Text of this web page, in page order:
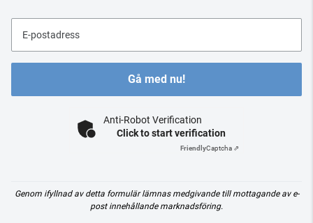
E-postadress
Gå med nu!
Anti-Robot Verification
Click to start verification
FriendlyCaptcha ⇗
Genom ifyllnad av detta formulär lämnas medgivande till mottagande av e-
post innehållande marknadsföring.